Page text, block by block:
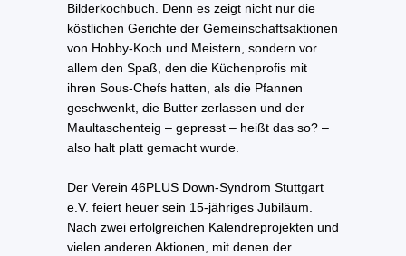
Bilderkochbuch. Denn es zeigt nicht nur die
köstlichen Gerichte der Gemeinschaftsaktionen
von Hobby-Koch und Meistern, sondern vor
allem den Spaß, den die Küchenprofis mit
ihren Sous-Chefs hatten, als die Pfannen
geschwenkt, die Butter zerlassen und der
Maultaschenteig – gepresst – heißt das so? –
also halt platt gemacht wurde.
Der Verein 46PLUS Down-Syndrom Stuttgart
e.V. feiert heuer sein 15-jähriges Jubiläum.
Nach zwei erfolgreichen Kalendreprojekten und
vielen anderen Aktionen, mit denen der